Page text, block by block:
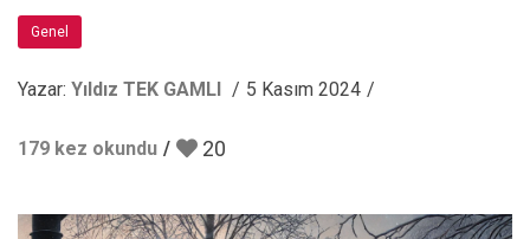
Genel
Yazar: Yıldız TEK GAMLI 5 Kasım 2024
179 kez okundu 20